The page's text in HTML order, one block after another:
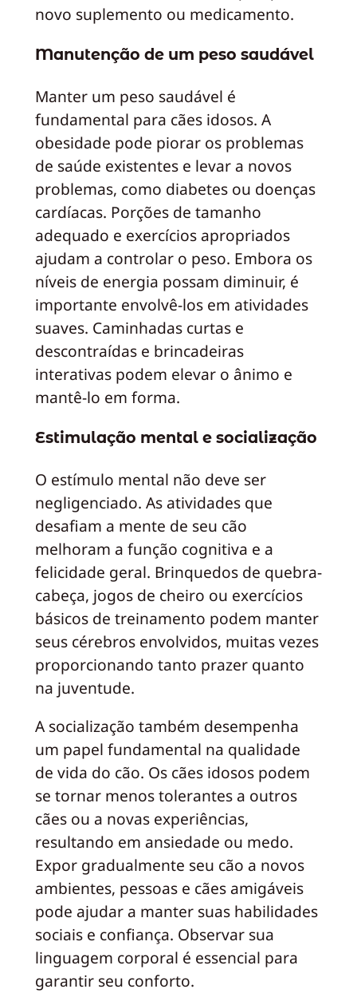
novo suplemento ou medicamento.
Manutenção de um peso saudável
Manter um peso saudável é
fundamental para cães idosos. A
obesidade pode piorar os problemas
de saúde existentes e levar a novos
problemas, como diabetes ou doenças
cardíacas. Porções de tamanho
adequado e exercícios apropriados
ajudam a controlar o peso. Embora os
níveis de energia possam diminuir, é
importante envolvê-los em atividades
suaves. Caminhadas curtas e
descontraídas e brincadeiras
interativas podem elevar o ânimo e
mantê-lo em forma.
Estimulação mental e socialização
O estímulo mental não deve ser
negligenciado. As atividades que
desafiam a mente de seu cão
melhoram a função cognitiva e a
felicidade geral. Brinquedos de quebra-
cabeça, jogos de cheiro ou exercícios
básicos de treinamento podem manter
seus cérebros envolvidos, muitas vezes
proporcionando tanto prazer quanto
na juventude.
A socialização também desempenha
um papel fundamental na qualidade
de vida do cão. Os cães idosos podem
se tornar menos tolerantes a outros
cães ou a novas experiências,
resultando em ansiedade ou medo.
Expor gradualmente seu cão a novos
ambientes, pessoas e cães amigáveis
pode ajudar a manter suas habilidades
sociais e confiança. Observar sua
linguagem corporal é essencial para
garantir seu conforto.